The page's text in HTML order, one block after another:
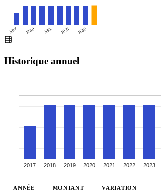
2017 2019 2021 2023 2025
Historique annuel
2017 2018 2019 2020 2021 2022 2023
ANNÉE MONTANT VARIATION